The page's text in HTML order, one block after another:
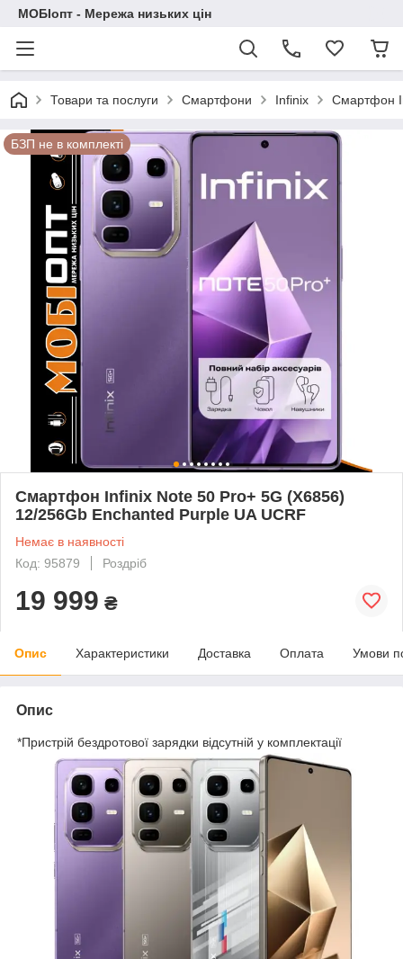
МОБІопт - Мережа низьких цін
Товари та послуги Смартфони Infinix Смартфон
БЗП не в комплекті
Смартфон Infinix Note 50 Pro+ 5G (X6856)
12/256Gb Enchanted Purple UA UCRF
Немає в наявності
Код: 95879
Роздріб
19 999 ₴
Опис Характеристики Доставка Оплата Умови
Опис
*Пристрій бездротової зарядки відсутній у комплектації